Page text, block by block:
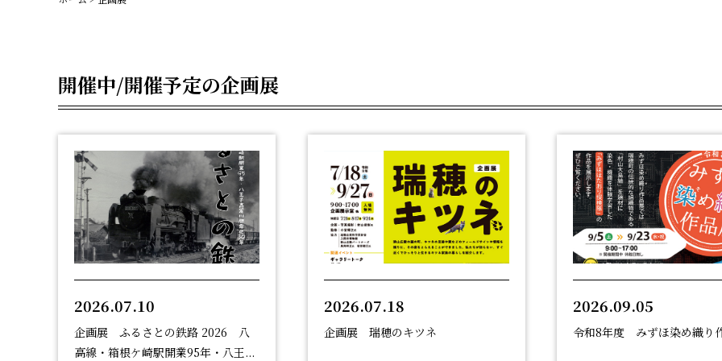
開催中/開催予定の企画展
2026.07.10
企画展 ふるさとの鉄路 2026 八
高線・箱根ケ崎駅開業95年・八王...
2026.07.18
企画展 瑞穂のキツネ
2026.09.05
令和8年度 みずほ染め織り